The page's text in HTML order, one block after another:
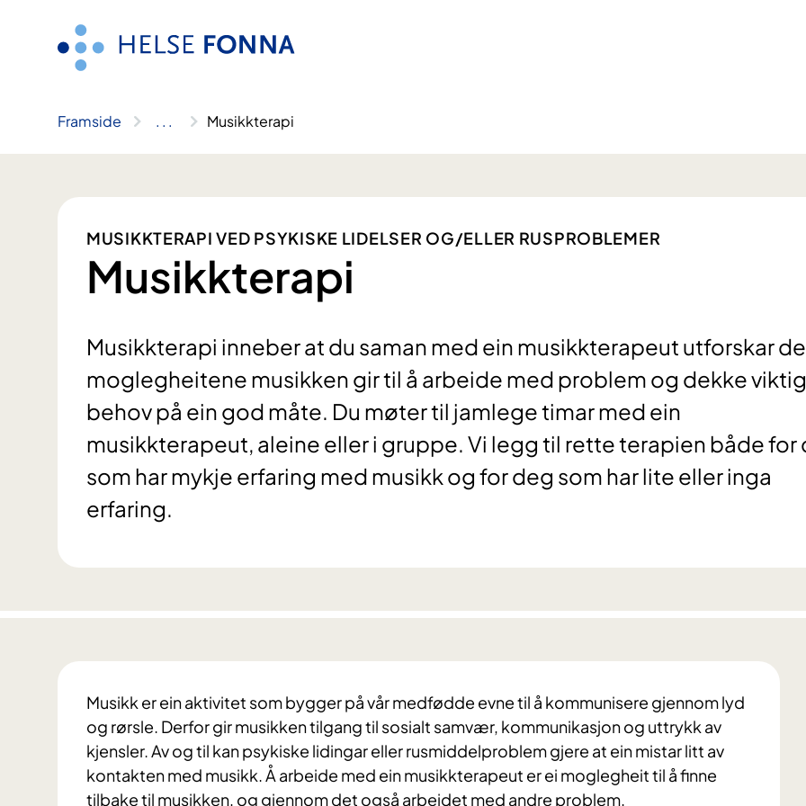
Framside .. . Musikkterapi
MUSIKKTERAPI VED PSYKISKE LIDELSER OG/ELLER RUSPROBLEMER
Musikkterapi
Musikkterapi inneber at du saman med ein musikkterapeut utforskar
moglegheitene musikken gir til å arbeide med problem og dekke
behov på ein god måte. Du møter til jamlege timar med ein
musikkterapeut, aleine eller i gruppe. Vi legg til rette terapien både for
som har mykje erfaring med musikk og for deg som har lite eller inga
erfaring.
Musikk er ein aktivitet som bygger på vår medfødde evne til å kommunisere gjennom lyd
og rørsle. Derfor gir musikken tilgang til sosialt samvær, kommunikasjon og uttrykk av
kjensler. Av og til kan psykiske lidingar eller rusmiddelproblem gjere at ein mistar litt av
kontakten med musikk. Å arbeide med ein musikkterapeut er ei moglegheit til å finne
tilbake til musikken, og gjennom det også arbeidet med andre problem.